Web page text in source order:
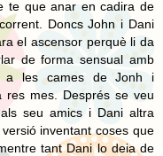
te que anar en cadira de
Doncs John i Dani
el ascensor perquè li da
de forma sensual amb
a les cames de Jonh i
mes. Després se veu
seu amics i Dani altra
inventant coses que
tant Dani lo deia de